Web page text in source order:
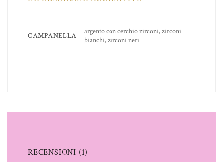
CAMPANELLA
argento con cerchio zirconi, zirconi
bianchi, zirconi neri
RECENSIONI (1)